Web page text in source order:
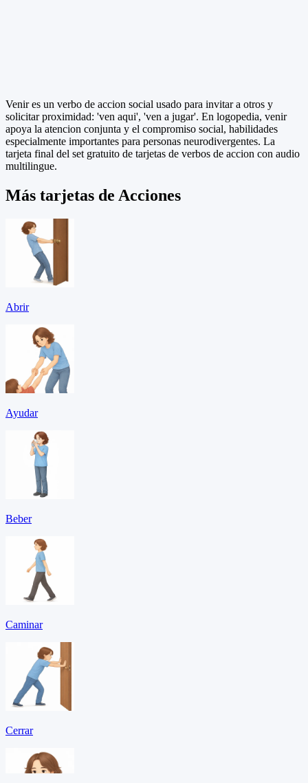
Venir es un verbo de accion social usado para invitar a otros y
solicitar proximidad: 'ven aqui', 'ven a jugar'. En logopedia, venir
apoya la atencion conjunta y el compromiso social, habilidades
especialmente importantes para personas neurodivergentes. La
tarjeta final del set gratuito de tarjetas de verbos de accion con audio
multilingue.
Más tarjetas de Acciones
Abrir
Ayudar
Beber
Caminar
Cerrar